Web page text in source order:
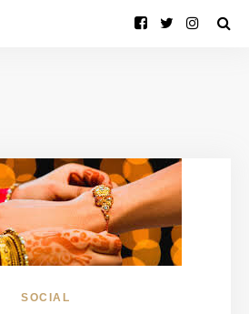
SOCIAL